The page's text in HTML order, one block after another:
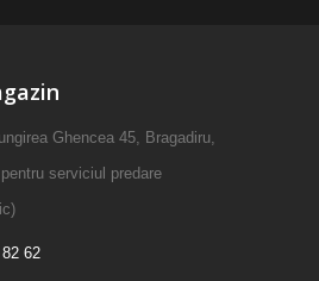
Ghencea 45, Bragadiru,
serviciul predare
62